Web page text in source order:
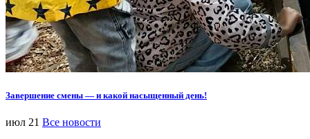
Завершение смены — и какой насыщенный день!
июл 21 Все новости